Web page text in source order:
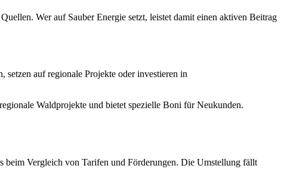
Wer auf Sauber Energie setzt, leistet damit einen aktiven Beitrag
setzen auf regionale Projekte oder investieren in
Waldprojekte und bietet spezielle Boni für Neukunden.
beim Vergleich von Tarifen und Förderungen. Die Umstellung fällt